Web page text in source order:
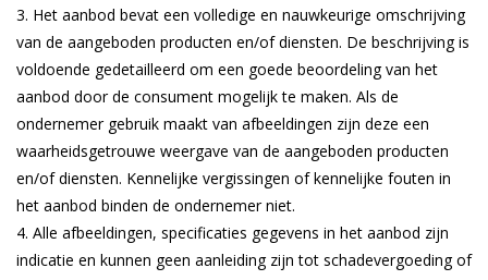
Het aanbod bevat een volledige en nauwkeurige omschrijving
van de aangeboden producten en/of diensten. De beschrijving is
voldoende gedetailleerd om een goede beoordeling van het
aanbod door de consument mogelijk te maken. Als de
ondernemer gebruik maakt van afbeeldingen zijn deze een
waarheidsgetrouwe weergave van de aangeboden producten
en/of diensten. Kennelijke vergissingen of kennelijke fouten in
het aanbod binden de ondernemer niet.
Alle afbeeldingen, specificaties gegevens in het aanbod zijn
indicatie en kunnen geen aanleiding zijn tot schadevergoeding of